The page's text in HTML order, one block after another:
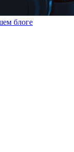
блоге